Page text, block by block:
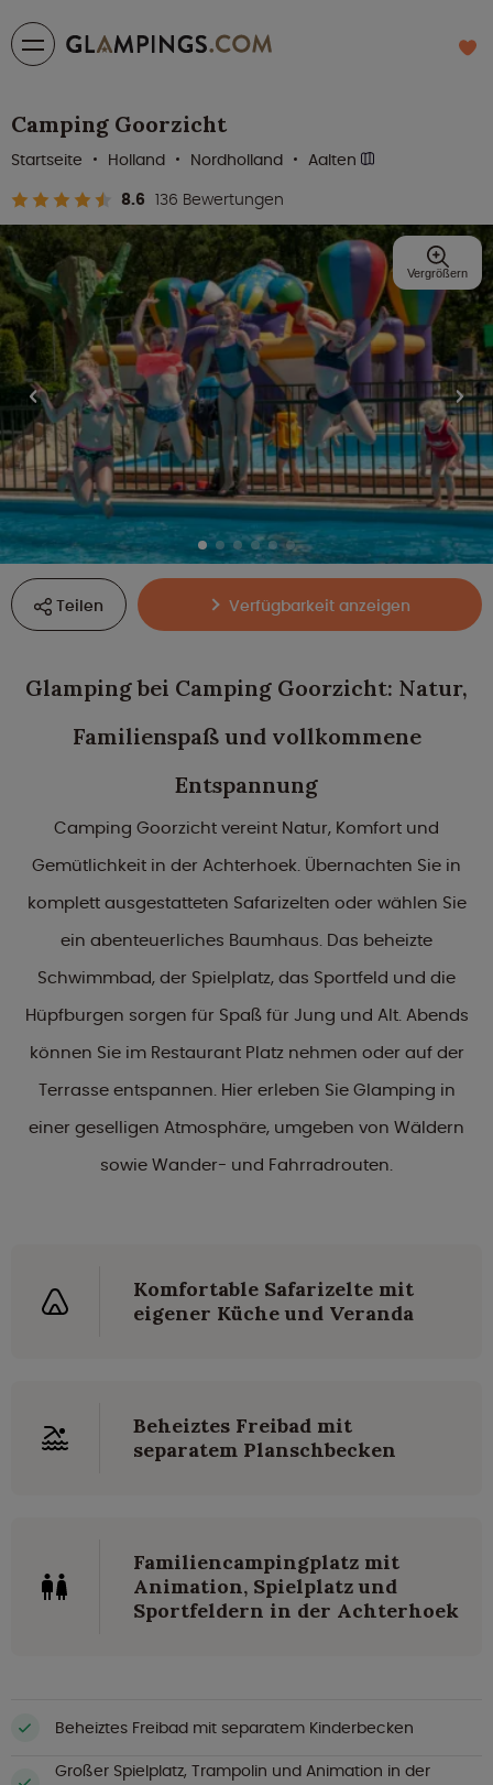
Camping Goorzicht
8.6 136 Bewertungen
Startseite Holland Nordholland Aalten
Teilen Verfügbarkeit anzeigen
Vergrößern
Glamping bei Camping Goorzicht: Natur,
Familienspaß und vollkommene
Entspannung
Camping Goorzicht vereint Natur, Komfort und
Gemütlichkeit in der Achterhoek. Übernachten Sie in
komplett ausgestatteten Safarizelten oder wählen Sie
ein abenteuerliches Baumhaus. Das beheizte
Schwimmbad, der Spielplatz, das Sportfeld und die
Hüpfburgen sorgen für Spaß für Jung und Alt. Abends
können Sie im Restaurant Platz nehmen oder auf der
Terrasse entspannen. Hier erleben Sie Glamping in
einer geselligen Atmosphäre, umgeben von Wäldern
sowie Wander- und Fahrradrouten.
Komfortable Safarizelte mit
eigener Küche und Veranda
Beheiztes Freibad mit
separatem Planschbecken
Familiencampingplatz mit
Animation, Spielplatz und
Sportfeldern in der Achterhoek
Beheiztes Freibad mit separatem Kinderbecken
Großer Spielplatz, Trampolin und Animation in der